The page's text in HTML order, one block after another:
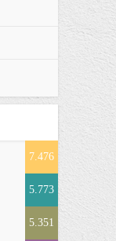
7.476
5.773
5.351